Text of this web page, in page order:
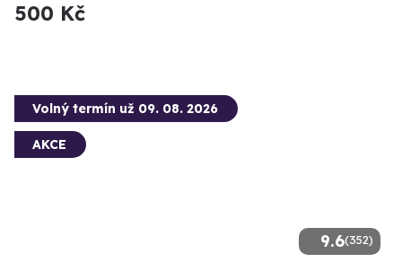
500 Kč
9.6(352)
Volný termín už 09. 08. 2026
AKCE